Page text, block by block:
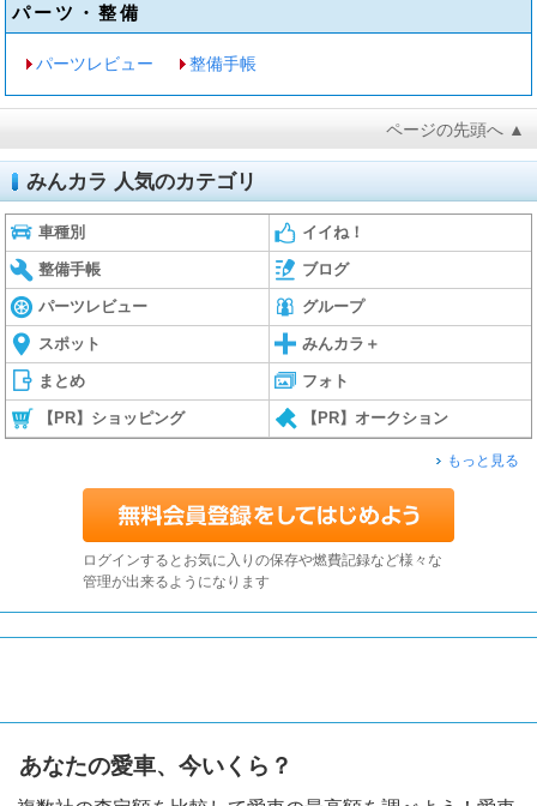
パーツ・整備
パーツレビュー 整備手帳
ページの先頭へ ▲
みんカラ 人気のカテゴリ
車種別 イイね！
整備手帳 ブログ
パーツレビュー グループ
スポット みんカラ＋
まとめ フォト
【PR】ショッピング 【PR】オークション
もっと見る
ログインするとお気に入りの保存や燃費記録など様々な
管理が出来るようになります
あなたの愛車、今いくら？